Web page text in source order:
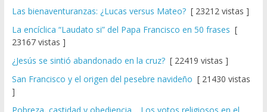
Las bienaventuranzas: ¿Lucas versus Mateo?[ 23212 vistas ]
La encíclica “Laudato si” del Papa Francisco en 50 frases [
23167 vistas ]
¿Jesús se sintió abandonado en la cruz?[ 22419 vistas ]
San Francisco y el origen del pesebre navideño [ 21430 vistas
]